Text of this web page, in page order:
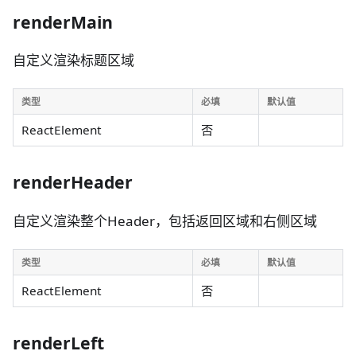
renderMain
自定义渲染标题区域
类型 必填 默认值
ReactElement 否
renderHeader
自定义渲染整个Header，包括返回区域和右侧区域
类型 必填 默认值
ReactElement 否
renderLeft